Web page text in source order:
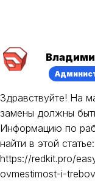
Здравствуйте! На
замены должны
Информацию по
найти в этой статье:
https://redkit.pro/
ovmestimost-i-